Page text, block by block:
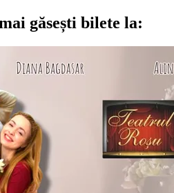
găsești bilete la: